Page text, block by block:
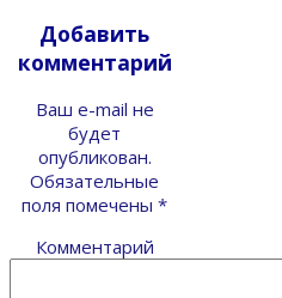
Добавить
комментарий
Ваш e-mail не
будет
опубликован.
Обязательные
поля помечены *
Комментарий